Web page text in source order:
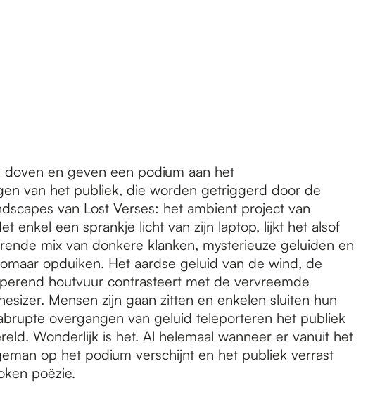
doven en geven een podium aan het
van het publiek, die worden getriggerd door de
van Lost Verses: het ambient project van
enkel een sprankje licht van zijn laptop, lijkt het alsof
mix van donkere klanken, mysterieuze geluiden en
opduiken. Het aardse geluid van de wind, de
houtvuur contrasteert met de vervreemde
Mensen zijn gaan zitten en enkelen sluiten hun
overgangen van geluid teleporteren het publiek
Wonderlijk is het. Al helemaal wanneer er vanuit het
op het podium verschijnt en het publiek verrast
poëzie.